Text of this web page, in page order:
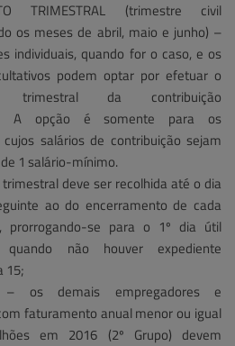
TRIMESTRAL (trimestre civil
os meses de abril, maio e junho) –
individuais, quando for o caso, e os
podem optar por efetuar o
trimestral da contribuição
A opção é somente para os
cujos salários de contribuição sejam
1 salário-mínimo.
deve ser recolhida até o dia
ao do encerramento de cada
prorrogando-se para o 1º dia útil
quando não houver expediente
15;
– os demais empregadores e
faturamento anual menor ou igual
em 2016 (2º Grupo) devem